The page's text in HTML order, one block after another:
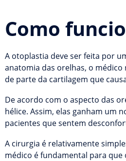
Como
A otoplastia deve ser feita por
anatomia das orelhas, o
de parte da cartilagem que
De acordo com o aspecto das
hélice. Assim, elas ganham um
pacientes que sentem
A cirurgia é relativamente
médico é fundamental para